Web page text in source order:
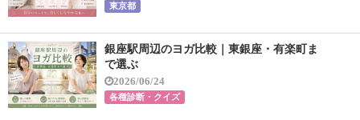
東京都
銀座駅周辺のヨガ比較｜東銀座・有楽町ま
で選ぶ
2026/06/24
各種診断・クイズ